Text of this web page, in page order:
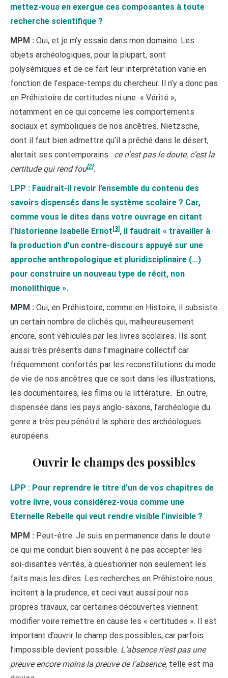
mettez-vous en exergue ces composantes à toute
recherche scientifique ?
MPM : Oui, et je m’y essaie dans mon domaine. Les
objets archéologiques, pour la plupart, sont
polysémiques et de ce fait leur interprétation varie en
fonction de l’espace-temps du chercheur. Il n’y a donc pas
en Préhistoire de certitudes ni une « Vérité »,
notamment en ce qui concerne les comportements
sociaux et symboliques de nos ancêtres. Nietzsche,
dont il faut bien admettre qu’il a prêché dans le désert,
alertait ses contemporains : ce n’est pas le doute, c’est la
certitude qui rend fou[2].
LPP : Faudrait-il revoir l’ensemble du contenu des
savoirs dispensés dans le système scolaire ? Car,
comme vous le dites dans votre ouvrage en citant
l’historienne Isabelle Ernot [3] , il faudrait « travailler à
la production d’un contre-discours appuyé sur une
approche anthropologique et pluridisciplinaire (…)
pour construire un nouveau type de récit, non
monolithique ».
MPM : Oui, en Préhistoire, comme en Histoire, il subsiste
un certain nombre de clichés qui, malheureusement
encore, sont véhiculés par les livres scolaires.
Ils sont
aussi très présents dans l’imaginaire collectif car
fréquemment confortés par les reconstitutions du mode
de vie de nos ancêtres que ce soit dans les illustrations,
les documentaires, les films ou la littérature.
En outre,
dispensée dans les pays anglo-saxons, l’archéologie du
genre a très peu pénétré la sphère des archéologues
européens.
Ouvrir le champs des possibles
LPP : Pour reprendre le titre d’un de vos chapitres de
votre livre, vous considérez-vous comme une
Eternelle Rebelle qui veut rendre visible l’invisible ?
MPM : Peut-être. Je suis en permanence dans le doute
ce qui me conduit bien souvent à ne pas accepter les
soi-disantes vérités, à questionner non seulement les
faits mais les dires. Les recherches en Préhistoire nous
incitent à la prudence, et ceci vaut aussi pour nos
propres travaux, car certaines découvertes viennent
modifier voire remettre en cause les « certitudes ». Il est
important d’ouvrir le champ des possibles, car parfois
l’impossible devient possible. L’absence n’est pas une
preuve encore moins la preuve de l’absence, telle est ma